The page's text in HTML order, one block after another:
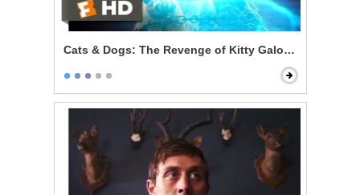
Cats & Dogs: The Revenge of Kitty Galore - Kitty's